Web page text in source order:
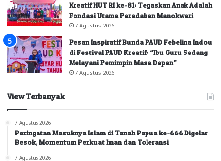
Kreatif HUT RI ke-81: Tegaskan Anak Adalah
Fondasi Utama Peradaban Manokwari
7 Agustus 2026
Pesan Inspiratif Bunda PAUD Febelina Indou
di Festival PAUD Kreatif: “Ibu Guru Sedang
Melayani Pemimpin Masa Depan”
7 Agustus 2026
View Terbanyak
7 Agustus 2026
Peringatan Masuknya Islam di Tanah Papua ke-666 Digelar
Besok, Momentum Perkuat Iman dan Toleransi
7 Agustus 2026